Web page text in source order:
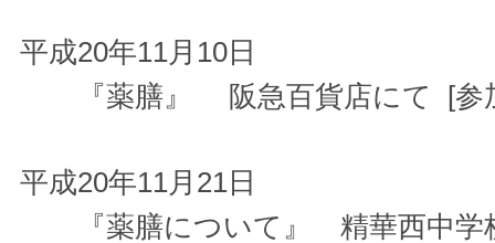
平成20年11月10日
『薬膳』 阪急百貨店にて [参
平成20年11月21日
『薬膳について』 精華西中学